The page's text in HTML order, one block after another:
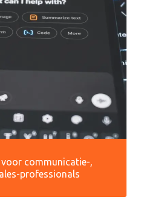
communicatie-,
professionals